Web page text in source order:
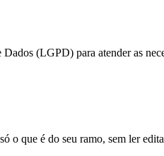
(LGPD) para atender as
o que é do seu ramo, sem ler